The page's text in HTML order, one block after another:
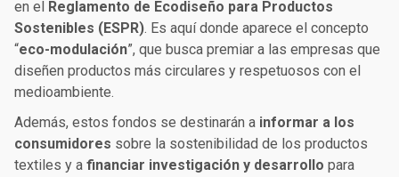
en el Reglamento de Ecodiseño para Productos
Sostenibles (ESPR). Es aquí donde aparece el concepto
“eco-modulación”, que busca premiar a las empresas que
diseñen productos más circulares y respetuosos con el
medioambiente.
Además, estos fondos se destinarán a informar a los
consumidores sobre la sostenibilidad de los productos
textiles y a financiar investigación y desarrollo para